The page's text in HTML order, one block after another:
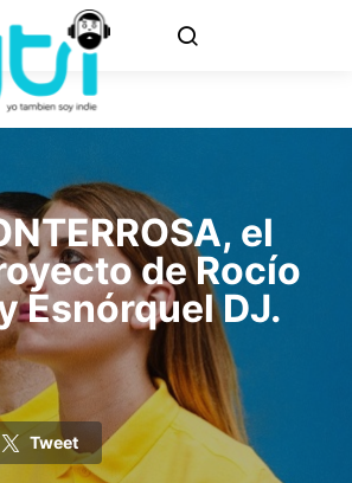
el
de Rocío
Esnórquel DJ.
Tweet